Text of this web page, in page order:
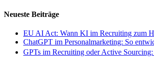
Neueste Beiträge
EU AI Act: Wann KI im Recruiting zum
ChatGPT im Personalmarketing: So
GPTs im Recruiting oder Active